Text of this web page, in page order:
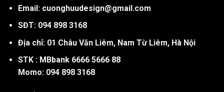
Email: cuonghuudesign@gmail.com
SĐT: 094 898 3168
Địa chỉ: 01 Châu Văn Liêm, Nam Từ Liêm, Hà Nội
STK : MBbank 6666 5666 88
Momo: 094 898 3168